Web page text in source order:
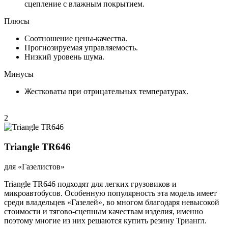
сцепление с влажным покрытием.
Плюсы
Соотношение цены-качества.
Прогнозируемая управляемость.
Низкий уровень шума.
Минусы
Жестковаты при отрицательных температурах.
2
Triangle TR646
для «Газелистов»
Triangle TR646 подходят для легких грузовиков и
микроавтобусов. Особенную популярность эта модель имеет
среди владельцев «Газелей», во многом благодаря невысокой
стоимости и тягово-сцепным качествам изделия, именно
поэтому многие из них решаются купить резину Триангл.